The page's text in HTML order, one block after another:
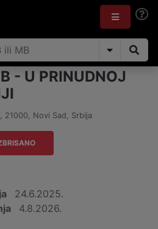
- U PRINUDNOJ
, 21000, Novi Sad, Srbija
24.6.2025.
4.8.2026.